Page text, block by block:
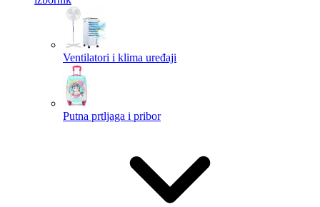
Ventilatori i klima uređaji
Putna prtljaga i pribor